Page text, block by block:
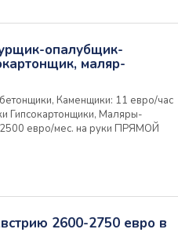
опалубщик-
маляр-
Каменщики: 11 евро/час
Гипсокартонщики, Маляры-
евро/мес. на руки ПРЯМОЙ
ОФИЦИАЛЬНОЕ
на работу
2600-2750 евро в